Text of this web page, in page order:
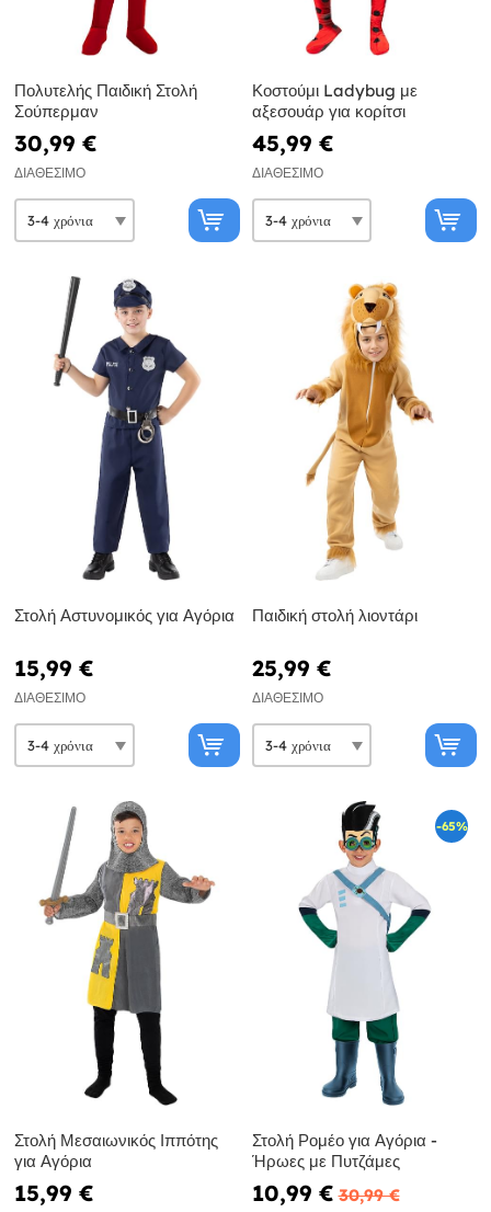
Πολυτελής Παιδική Στολή
Σούπερμαν
30,99 €
ΔΙΑΘΈΣΙΜΟ
Κοστούμι Ladybug με
αξεσουάρ για κορίτσι
45,99 €
ΔΙΑΘΈΣΙΜΟ
Στολή Αστυνομικός για Αγόρια
15,99 €
ΔΙΑΘΈΣΙΜΟ
Παιδική στολή λιοντάρι
25,99 €
ΔΙΑΘΈΣΙΜΟ
Στολή Μεσαιωνικός Ιππότης
για Αγόρια
15,99 €
-65%
Στολή Ρομέο για Αγόρια -
Ήρωες με Πυτζάμες
10,99 € 30,99 €